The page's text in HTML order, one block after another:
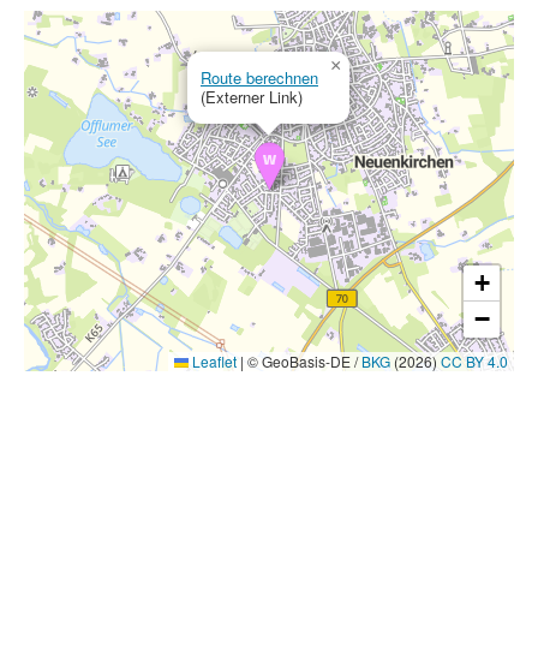
Route berechnen
(Externer Link)
×
+
−
Leaflet | © GeoBasis-DE /BKG (2026) CC BY 4.0